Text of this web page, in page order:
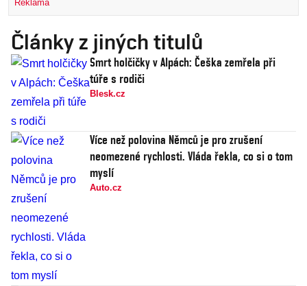
Reklama
Články z jiných titulů
Smrt holčičky v Alpách: Češka zemřela při
túře s rodiči
Blesk.cz
Více než polovina Němců je pro zrušení
neomezené rychlosti. Vláda řekla, co si o tom
myslí
Auto.cz